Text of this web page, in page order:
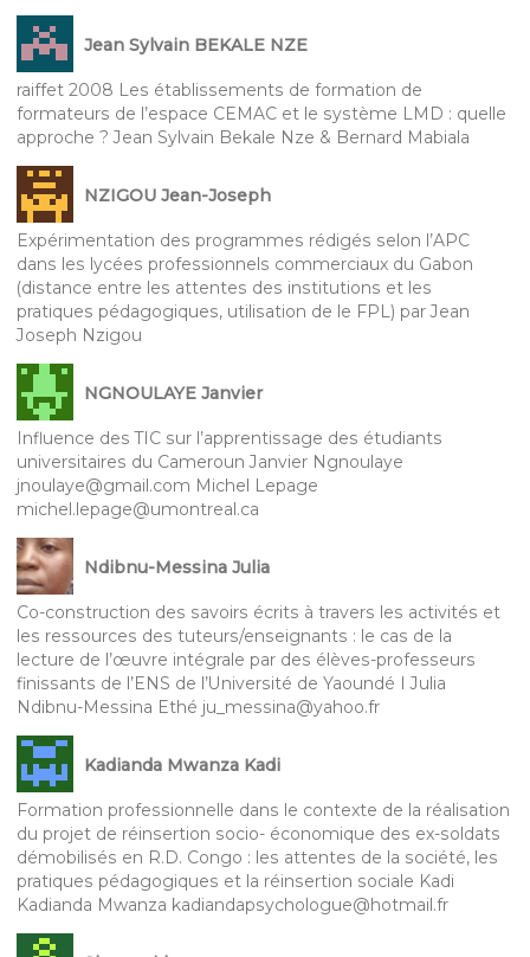
Jean Sylvain BEKALE NZE
raiffet 2008 Les établissements de formation de
formateurs de l’espace CEMAC et le système LMD : quelle
approche ? Jean Sylvain Bekale Nze & Bernard Mabiala
NZIGOU Jean-Joseph
Expérimentation des programmes rédigés selon l’APC
dans les lycées professionnels commerciaux du Gabon
(distance entre les attentes des institutions et les
pratiques pédagogiques, utilisation de le FPL) par Jean
Joseph Nzigou
NGNOULAYE Janvier
Influence des TIC sur l’apprentissage des étudiants
universitaires du Cameroun Janvier Ngnoulaye
jnoulaye@gmail.com Michel Lepage
michel.lepage@umontreal.ca
Ndibnu-Messina Julia
Co-construction des savoirs écrits à travers les activités et
les ressources des tuteurs/enseignants : le cas de la
lecture de l’œuvre intégrale par des élèves-professeurs
finissants de l’ENS de l’Université de Yaoundé I Julia
Ndibnu-Messina Ethé ju_messina@yahoo.fr
Kadianda Mwanza Kadi
Formation professionnelle dans le contexte de la réalisation
du projet de réinsertion socio- économique des ex-soldats
démobilisés en R.D. Congo : les attentes de la société, les
pratiques pédagogiques et la réinsertion sociale Kadi
Kadianda Mwanza kadiandapsychologue@hotmail.fr